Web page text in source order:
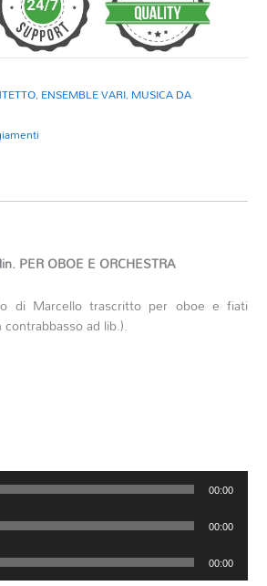
, ENSEMBLE VARI, MUSICA DA
PER OBOE E ORCHESTRA
di Marcello trascritto per oboe e fiati
ad lib.).
00:00
00:00
00:00